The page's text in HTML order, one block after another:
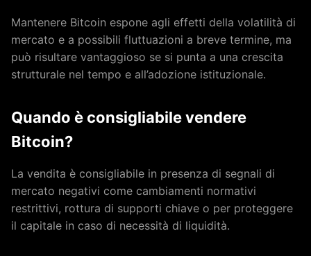
Mantenere Bitcoin espone agli effetti della volatilità di
mercato e a possibili fluttuazioni a breve termine, ma
può risultare vantaggioso se si punta a una crescita
strutturale nel tempo e all’adozione istituzionale.
Quando è consigliabile vendere
Bitcoin?
La vendita è consigliabile in presenza di segnali di
mercato negativi come cambiamenti normativi
restrittivi, rottura di supporti chiave o per proteggere
il capitale in caso di necessità di liquidità.